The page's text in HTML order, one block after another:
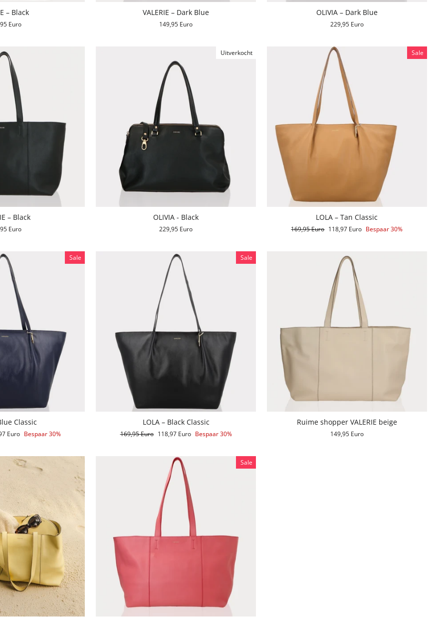
– Black
Euro
VALERIE – Dark Blue
149,95 Euro
OLIVIA – Dark Blue
229,95 Euro
– Black
Euro
Uitverkocht
OLIVIA - Black
229,95 Euro
Sale
LOLA – Tan Classic
Reguliere
169,95 Euro Aanbiedingsprijs
118,97 Euro Bespaar 30%
Sale
Classic
Euro Bespaar 30%
Sale
LOLA – Black Classic
Reguliere
169,95 Euro Aanbiedingsprijs
118,97 Euro Bespaar 30%
Ruime shopper VALERIE beige
149,95 Euro
Sale